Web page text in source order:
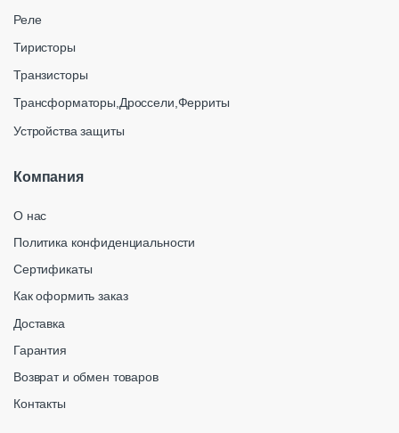
Реле
Тиристоры
Транзисторы
Трансформаторы,Дроссели,Ферриты
Устройства защиты
Компания
О нас
Политика конфиденциальности
Сертификаты
Как оформить заказ
Доставка
Гарантия
Возврат и обмен товаров
Контакты